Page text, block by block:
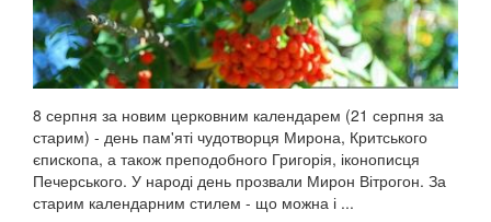
8 серпня за новим церковним календарем (21 серпня за
старим) - день пам'яті чудотворця Мирона, Критського
єпископа, а також преподобного Григорія, іконописця
Печерського. У народі день прозвали Мирон Вітрогон. За
старим календарним стилем - що можна і ...